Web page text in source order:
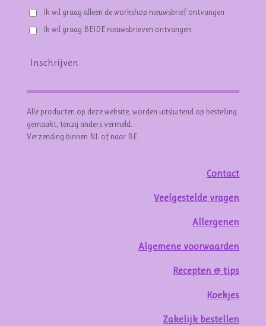
Ik wil graag alleen de workshop nieuwsbrief ontvangen
Ik wil graag BEIDE nieuwsbrieven ontvangen
Inschrijven
Alle producten op deze website, worden uitsluitend op bestelling
gemaakt, tenzij anders vermeld.
Verzending binnen NL of naar BE.
Contact
Veelgestelde vragen
Allergenen
Algemene voorwaarden
Recepten & tips
Koekjes
Zakelijk bestellen